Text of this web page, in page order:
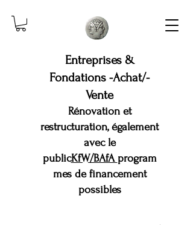
Entreprises &
Fondations -Achat/-
Vente
Rénovation et
restructuration, également
avec le
publicKfW/BAfAprogram
mes de financement
possibles